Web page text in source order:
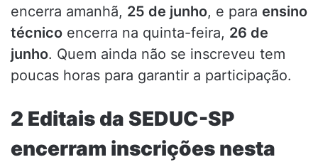
encerra amanhã, 25 de junho, e para ensino
técnico encerra na quinta-feira, 26 de
junho. Quem ainda não se inscreveu tem
poucas horas para garantir a participação.
2 Editais da SEDUC-SP
encerram inscrições nesta